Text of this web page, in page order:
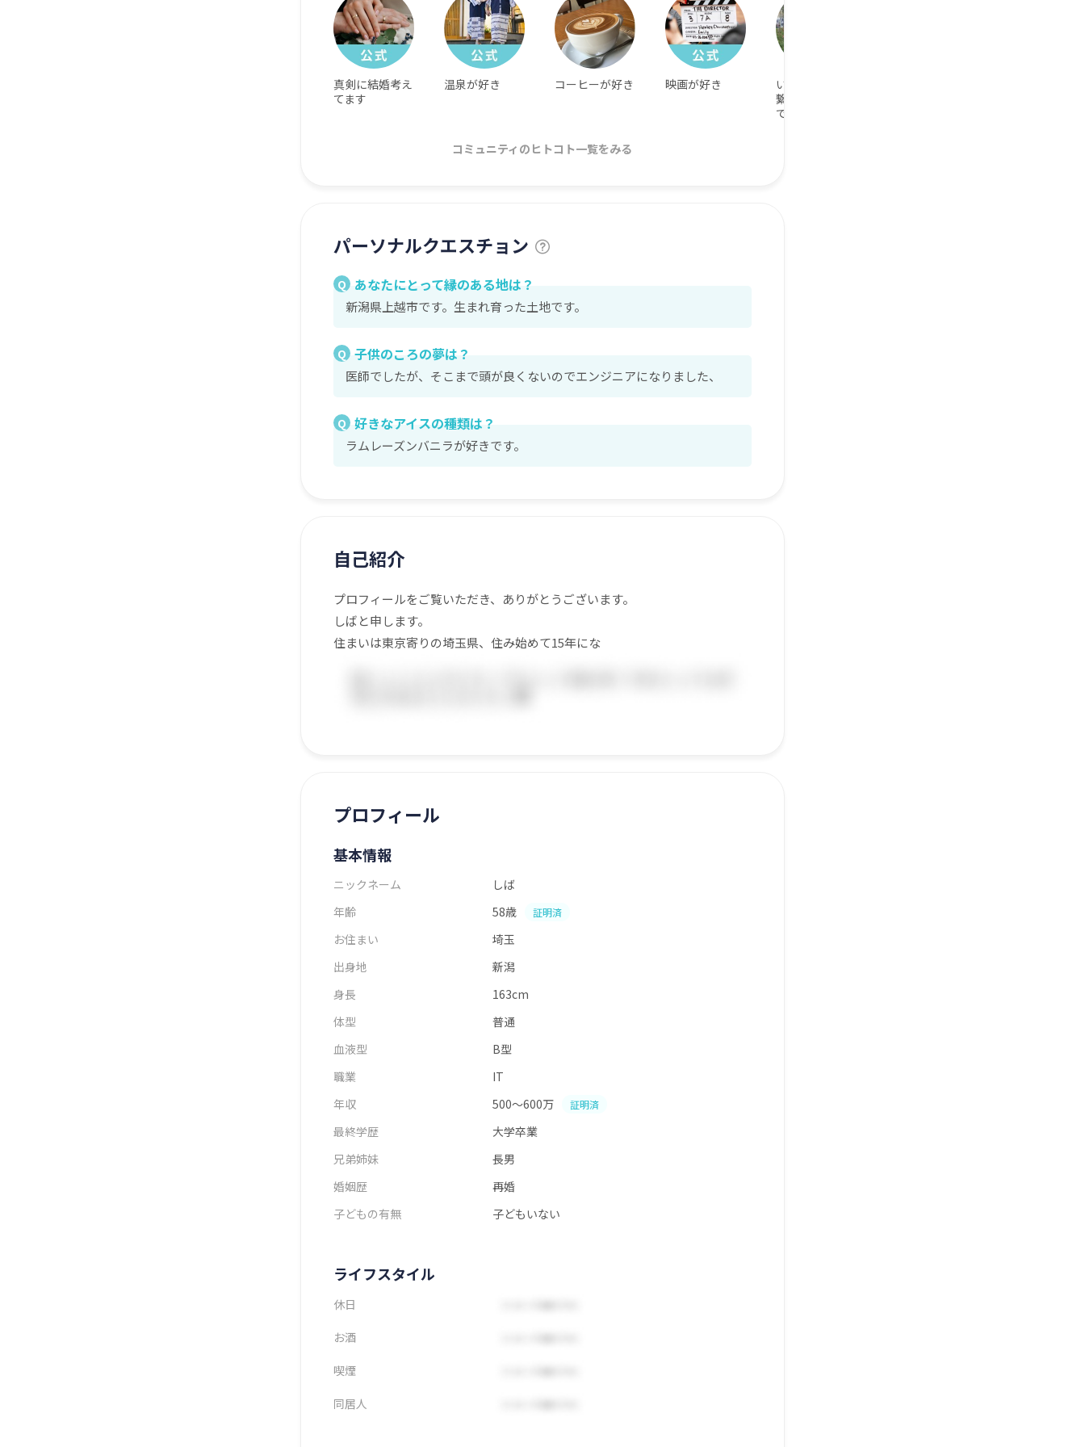
真剣に結婚考え
てます
温泉が好き コーヒーが好き 映画が好き
いつまでも手を
繋いで歩く夫婦
でいたい
コミュニティのヒトコト一覧をみる
パーソナルクエスチョン
Q あなたにとって縁のある地は？
新潟県上越市です。生まれ育った土地です。
Q 子供のころの夢は？
医師でしたが、そこまで頭が良くないのでエンジニアになりました、
Q 好きなアイスの種類は？
ラムレーズンバニラが好きです。
自己紹介
プロフィールをご覧いただき、ありがとうございます。
しばと申します。
住まいは東京寄りの埼玉県、住み始めて15年にな
プロフィール
基本情報
ニックネーム
しば
年齢
58歳 証明済
お住まい
埼玉
出身地
新潟
身長
163cm
体型
普通
血液型
B型
職業
IT
年収
500～600万 証明済
最終学歴
大学卒業
兄弟姉妹
長男
婚姻歴
再婚
子どもの有無
子どもいない
ライフスタイル
休日
お酒
喫煙
同居人